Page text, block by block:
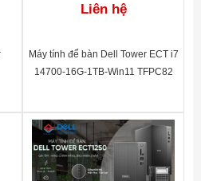
Liên hệ
Máy tính để bàn Dell Tower ECT i7
14700-16G-1TB-Win11 TFPC82